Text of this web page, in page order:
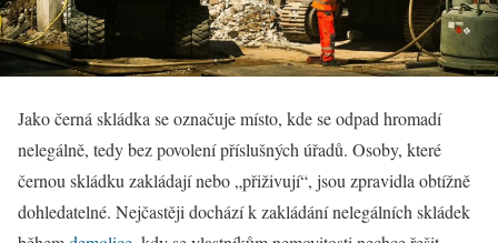
Jako černá skládka se označuje místo, kde se odpad hromadí
nelegálně, tedy bez povolení příslušných úřadů. Osoby, které
černou skládku zakládají nebo „přiživují“, jsou zpravidla obtížně
dohledatelné. Nejčastěji dochází k zakládání nelegálních skládek